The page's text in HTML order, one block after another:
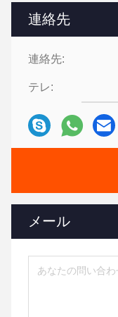
連絡先
連絡先:
テレ:
メール